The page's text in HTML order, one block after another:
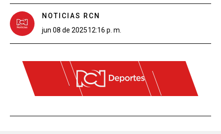
NOTICIAS RCN
jun 08 de 202512:16 p. m.